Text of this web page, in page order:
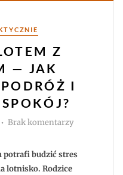
Z
— JAK
I
Brak komentarzydo
dzieckiem
—
potrafi budzić stres
lotnisko. Rodzice